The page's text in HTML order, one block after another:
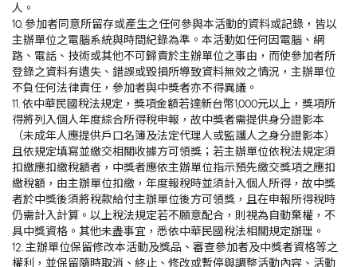
人。
10. 參加者同意所留存或產生之任何參與本活動的資料或記錄，皆以
主辦單位之電腦系統與時間紀錄為準。本活動如任何因電腦、網
路、電話、技術或其他不可歸責於主辦單位之事由，而使參加者所
登錄之資料有遺失、錯誤或毀損所導致資料無效之情況，主辦單位
不負任何法律責任，參加者與中獎者亦不得異議。
11. 依中華民國稅法規定，獎項金額若達新台幣1,000元以上，獎項所
得將列入個人年度綜合所得稅申報，故中獎者需提供身分證影本
（未成年人應提供戶口名簿及法定代理人或監護人之身分證影本）
且依規定填寫並繳交相關收據方可領獎；若主辦單位依稅法規定須
扣繳應扣繳稅額者，中獎者應依主辦單位指示預先繳交獎項之應扣
繳稅額，由主辦單位扣繳，年度報稅時並須計入個人所得，故中獎
者於中獎後須將稅款給付主辦單位後方可領獎，且在申報所得稅時
仍需計入計算。以上稅法規定若不願意配合，則視為自動棄權，不
具中獎資格。其他未盡事宜，悉依中華民國稅法相關規定辦理。
12. 主辦單位保留修改本活動及獎品、審查參加者及中獎者資格等之
權利，並保留隨時取消、終止、修改或暫停與調整活動內容、活動